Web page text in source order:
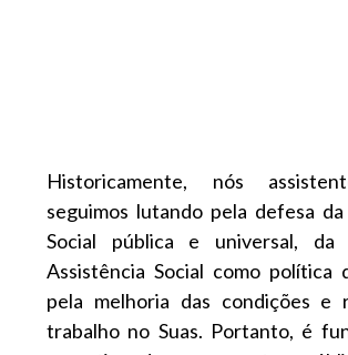
Historicamente, nós
seguimos lutando pela defesa da
Social pública e universal, da
Assistência Social como política
pela melhoria das condições e
trabalho no Suas. Portanto, é